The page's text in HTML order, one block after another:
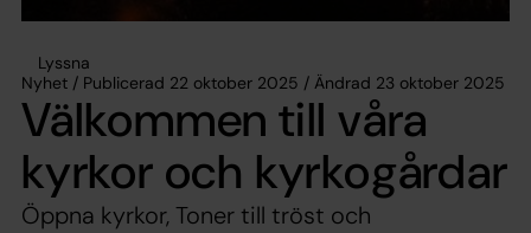
Lyssna
Nyhet / Publicerad 22 oktober 2025 / Ändrad 23 oktober 2025
Välkommen till våra
kyrkor och kyrkogårdar
Öppna kyrkor, Toner till tröst och